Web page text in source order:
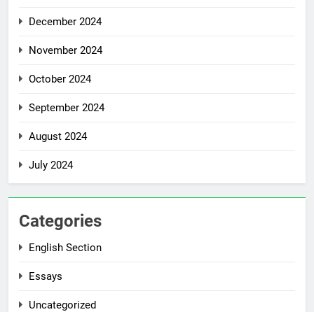
December 2024
November 2024
October 2024
September 2024
August 2024
July 2024
Categories
English Section
Essays
Uncategorized